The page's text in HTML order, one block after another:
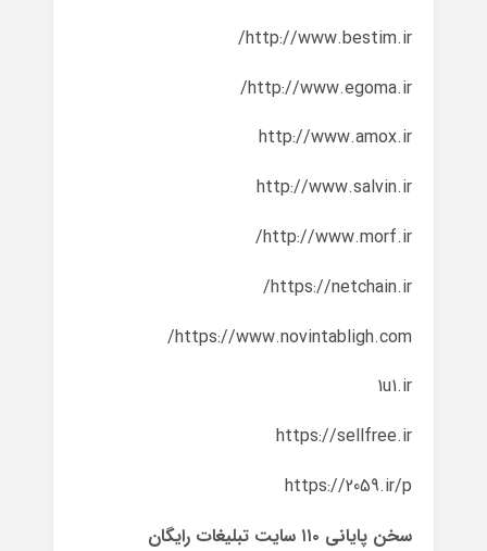
http://www.bestim.ir/
http://www.egoma.ir/
http://www.amox.ir
http://www.salvin.ir
http://www.morf.ir/
https://netchain.ir/
https://www.novintabligh.com/
1u1.ir
https://sellfree.ir
https://2059.ir/p
سخن پایانی ۱۱۰ سایت تبلیغات رایگان